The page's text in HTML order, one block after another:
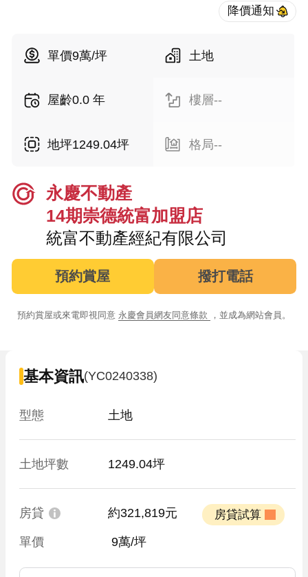
單價9萬/坪 土地
屋齡0.0 年 樓層--
地坪1249.04坪 格局--
永慶不動產
14期崇德統富加盟店
統富不動產經紀有限公司
預約賞屋 撥打電話
預約賞屋或來電即視同意 永慶會員網友同意條款 ，並成為網站會員。
基本資訊(YC0240338)
型態 土地
土地坪數 1249.04坪
房貸 約321,819元
單價 9萬/坪